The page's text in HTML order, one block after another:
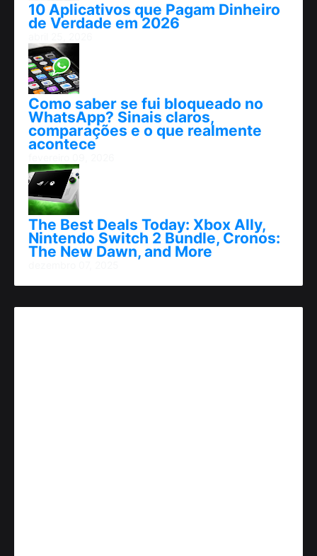
10 Aplicativos que Pagam Dinheiro
de Verdade em 2026
Como saber se fui bloqueado no
WhatsApp? Sinais claros,
comparações e o que realmente
acontece
The Best Deals Today: Xbox Ally,
Nintendo Switch 2 Bundle, Cronos:
The New Dawn, and More